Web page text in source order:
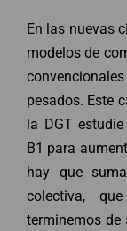
En las nuevas
modelos de
pesados. Este
la DGT
B1 para
hay que
colectiva,
terminemos de